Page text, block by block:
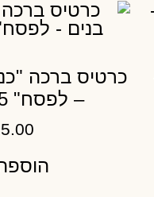
כרטיס ברכה
– לפסח" 15*10 ס"מ